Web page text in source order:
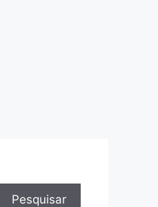
Pesquisar